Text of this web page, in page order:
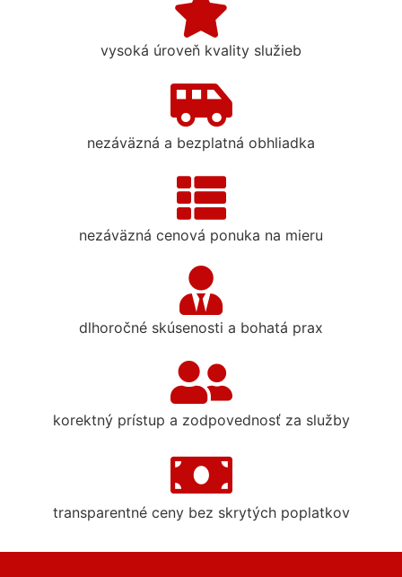
vysoká úroveň kvality služieb
nezáväzná a bezplatná obhliadka
nezáväzná cenová ponuka na mieru
dlhoročné skúsenosti a bohatá prax
korektný prístup a zodpovednosť za služby
transparentné ceny bez skrytých poplatkov